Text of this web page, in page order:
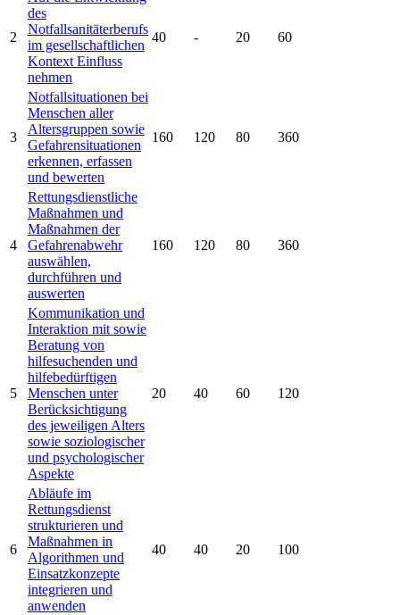
2
des
Notfallsanitäterberufs
im gesellschaftlichen
Kontext Einfluss
nehmen
40 - 20 60
3
Notfallsituationen bei
Menschen aller
Altersgruppen sowie
Gefahrensituationen
erkennen, erfassen
und bewerten
160 120 80 360
4
Rettungsdienstliche
Maßnahmen und
Maßnahmen der
Gefahrenabwehr
auswählen,
durchführen und
auswerten
160 120 80 360
5
Kommunikation und
Interaktion mit sowie
Beratung von
hilfesuchenden und
hilfebedürftigen
Menschen unter
Berücksichtigung
des jeweiligen Alters
sowie soziologischer
und psychologischer
Aspekte
20 40 60 120
6
Abläufe im
Rettungsdienst
strukturieren und
Maßnahmen in
Algorithmen und
Einsatzkonzepte
integrieren und
anwenden
40 40 20 100